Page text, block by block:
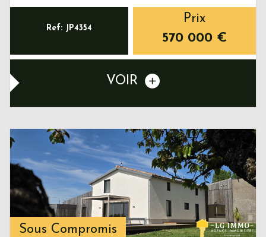
Ref: JP4354
Prix
570 000 €
VOIR
Sous Compromis